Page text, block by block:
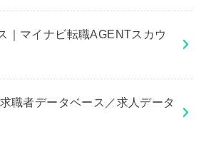
｜マイナビ転職AGENTスカウ
職者データベース／求人データ